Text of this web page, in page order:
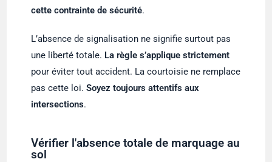
cette contrainte de sécurité.
L’absence de signalisation ne signifie surtout pas
une liberté totale. La règle s’applique strictement
pour éviter tout accident. La courtoisie ne remplace
pas cette loi.Soyez toujours attentifs aux
intersections.
Vérifier l'absence totale de marquage au
sol